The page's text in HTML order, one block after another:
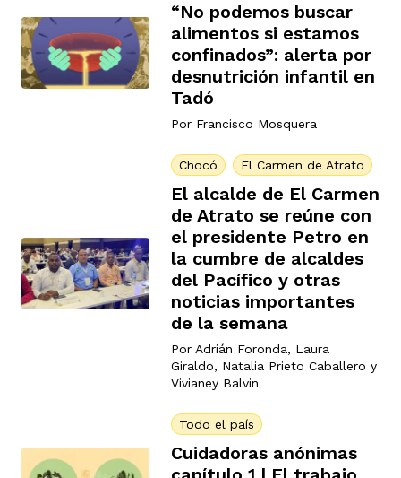
“No podemos buscar
alimentos si estamos
confinados”: alerta por
desnutrición infantil en
Tadó
Por Francisco Mosquera
Chocó El Carmen de Atrato
El alcalde de El Carmen
de Atrato se reúne con
el presidente Petro en
la cumbre de alcaldes
del Pacífico y otras
noticias importantes
de la semana
Por Adrián Foronda, Laura
Giraldo, Natalia Prieto Caballero y
Vivianey Balvin
Todo el país
Cuidadoras anónimas